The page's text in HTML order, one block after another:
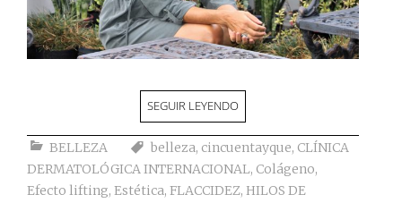
SEGUIR LEYENDO
BELLEZA belleza, cincuentayque, CLÍNICA
DERMATOLÓGICA INTERNACIONAL, Colágeno,
Efecto lifting, Estética, FLACCIDEZ, HILOS DE